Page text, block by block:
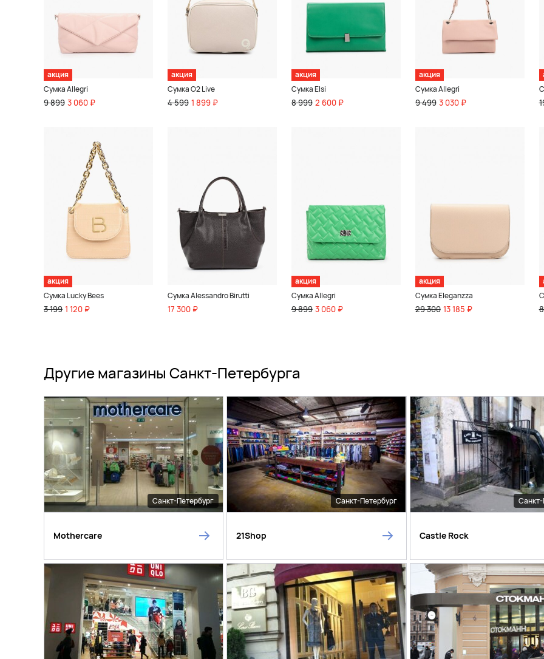
акция
Сумка Allegri
9 899 3 060 ₽
акция
Сумка O2 Live
4 599 1 899 ₽
акция
Сумка Elsi
8 999 2 600 ₽
акция
Сумка Allegri
9 499 3 030 ₽
акция
Сумка Lucky Bees
3 199 1 120 ₽
Сумка Alessandro Birutti
17 300 ₽
акция
Сумка Allegri
9 899 3 060 ₽
акция
Сумка Eleganzza
29 300 13 185 ₽
Другие магазины Санкт-Петербурга
Санкт-Петербург
Mothercare
Санкт-Петербург
21Shop Castle Rock